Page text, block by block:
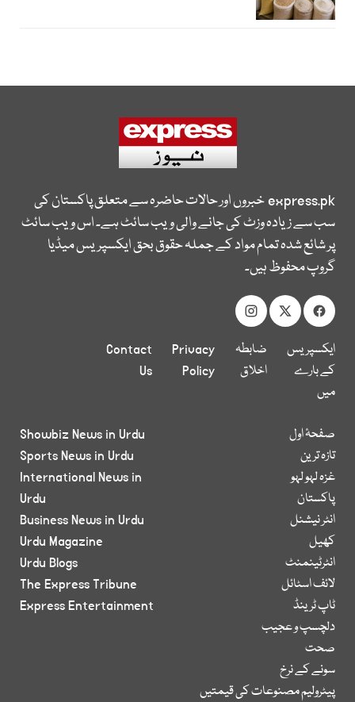
express.pkخبروں اور حالات حاضرہ سے متعلق پاکستان کی
سب سے زیادہ وزٹ کی جانے والی ویب سائٹ ہے۔ اس ویب سائٹ
پر شائع شدہ تمام مواد کے جملہ حقوق بحق ایکسپریس میڈیا
گروپ محفوظ ہیں۔
ایکسپریس
کے بارے
میں
ضابطہ
اخلاق
Privacy
Policy
Contact
Us
صفحۂ اول
تازہ ترین
غزہ لہو لہو
پاکستان
انٹر نیشنل
کھیل
انٹرٹینمنٹ
لائف اسٹائل
ٹاپ ٹرینڈ
دلچسپ و عجیب
صحت
سونے کے نرخ
پیٹرولیم مصنوعات کی قیمتیں
Showbiz News in Urdu
Sports News in Urdu
International News in
Urdu
Business News in Urdu
Urdu Magazine
Urdu Blogs
The Express Tribune
Express Entertainment